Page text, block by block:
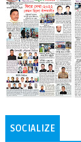
SOCIALIZE